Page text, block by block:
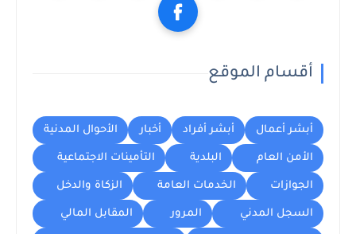
أقسام الموقع
أبشر أعمال أبشر أفراد أخبار الأحوال المدنية
الأمن العام البلدية التأمينات الاجتماعية
الجوازات الخدمات العامة الزكاة والدخل
السجل المدني المرور المقابل المالي